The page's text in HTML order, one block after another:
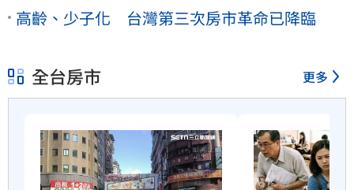
高齡、少子化 台灣第三次房市革命已降臨
全台房市 更多